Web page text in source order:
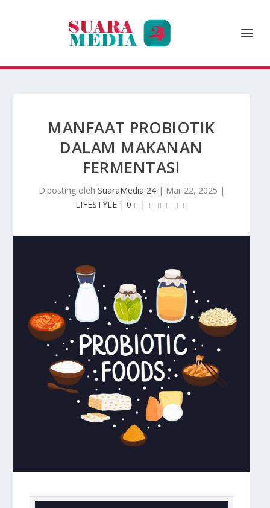
MANFAAT PROBIOTIK
DALAM MAKANAN
FERMENTASI
Diposting oleh SuaraMedia 24| Mar 22, 2025 |
LIFESTYLE | 0 |